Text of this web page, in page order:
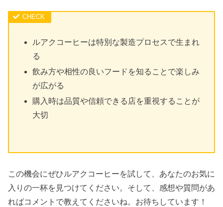
ルアクコーヒーは特別な製造プロセスで生まれ
る
飲み方や相性の良いフードを知ることで楽しみ
が広がる
購入時は品質や信頼できる店を重視することが
大切
この機会にぜひルアクコーヒーを試して、あなたのお気に
入りの一杯を見つけてください。そして、感想や質問があ
ればコメントで教えてくださいね。お待ちしています！